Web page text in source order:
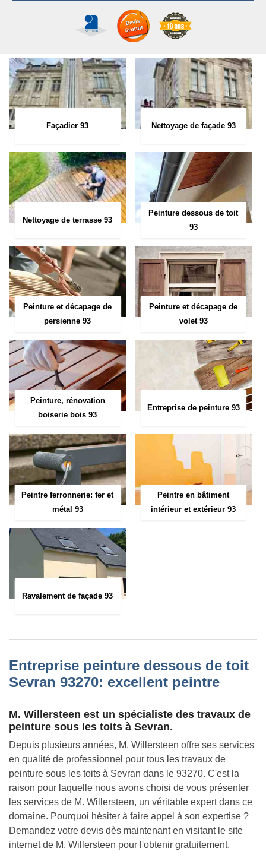
Façadier 93 Nettoyage de façade 93
Nettoyage de terrasse 93
Peinture dessous de toit
93
Peinture et décapage de
persienne 93
Peinture et décapage de
volet 93
Peinture, rénovation
boiserie bois 93
Entreprise de peinture 93
Peintre ferronnerie: fer et
métal 93
Peintre en bâtiment
intérieur et extérieur 93
Ravalement de façade 93
Entreprise peinture dessous de toit
Sevran 93270: excellent peintre
M. Willersteen est un spécialiste des travaux de
peinture sous les toits à Sevran.
Depuis plusieurs années, M. Willersteen offre ses services
en qualité de professionnel pour tous les travaux de
peinture sous les toits à Sevran dans le 93270. C'est la
raison pour laquelle nous avons choisi de vous présenter
les services de M. Willersteen, un véritable expert dans ce
domaine. Pourquoi hésiter à faire appel à son expertise ?
Demandez votre devis dès maintenant en visitant le site
internet de M. Willersteen pour l'obtenir gratuitement.